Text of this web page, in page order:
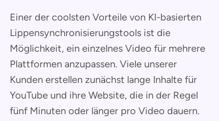
Einer der coolsten Vorteile von KI-basierten
Lippensynchronisierungstools ist die
Möglichkeit, ein einzelnes Video für mehrere
Plattformen anzupassen. Viele unserer
Kunden erstellen zunächst lange Inhalte für
YouTube und ihre Website, die in der Regel
fünf Minuten oder länger pro Video dauern.